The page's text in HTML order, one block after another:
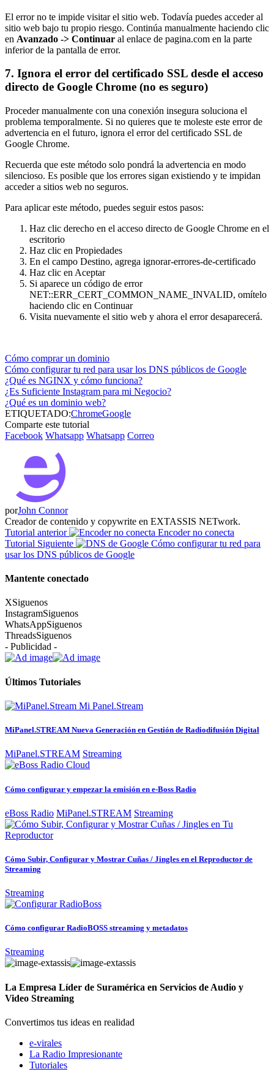
El error no te impide visitar el sitio web. Todavía puedes acceder al
sitio web bajo tu propio riesgo. Continúa manualmente haciendo clic
en Avanzado -> Continuar al enlace de pagina.com en la parte
inferior de la pantalla de error.
7. Ignora el error del certificado SSL desde el acceso
directo de Google Chrome (no es seguro)
Proceder manualmente con una conexión insegura soluciona el
problema temporalmente. Si no quieres que te moleste este error de
advertencia en el futuro, ignora el error del certificado SSL de
Google Chrome.
Recuerda que este método solo pondrá la advertencia en modo
silencioso. Es posible que los errores sigan existiendo y te impidan
acceder a sitios web no seguros.
Para aplicar este método, puedes seguir estos pasos:
Haz clic derecho en el acceso directo de Google Chrome en el
escritorio
Haz clic en Propiedades
En el campo Destino, agrega ignorar-errores-de-certificado
Haz clic en Aceptar
Si aparece un código de error
NET::ERR_CERT_COMMON_NAME_INVALID, omítelo
haciendo clic en Continuar
Visita nuevamente el sitio web y ahora el error desaparecerá.
Cómo comprar un dominio
Cómo configurar tu red para usar los DNS públicos de Google
¿Qué es NGINX y cómo funciona?
¿Es Suficiente Instagram para mi Negocio?
¿Qué es un dominio web?
ETIQUETADO:ChromeGoogle
Comparte este tutorial
Facebook Whatsapp Whatsapp Correo
porJohn Connor
Creador de contenido y copywrite en EXTASSIS NETwork.
Tutorial anterior
Encoder no conecta
Tutorial Siguiente
Cómo configurar tu red para
usar los DNS públicos de Google
Mantente conectado
XSiguenos
InstagramSiguenos
WhatsAppSiguenos
ThreadsSiguenos
- Publicidad -
Últimos Tutoriales
MiPanel.STREAM Nueva Generación en Gestión de Radiodifusión Digital
MiPanel.STREAM Streaming
Cómo configurar y empezar la emisión en e-Boss Radio
eBoss Radio MiPanel.STREAM Streaming
Cómo Subir, Configurar y Mostrar Cuñas / Jingles en el Reproductor de
Streaming
Streaming
Cómo configurar RadioBOSS streaming y metadatos
Streaming
La Empresa Líder de Suramérica en Servicios de Audio y
Video Streaming
Convertimos tus ideas en realidad
e-virales
La Radio Impresionante
Tutoriales